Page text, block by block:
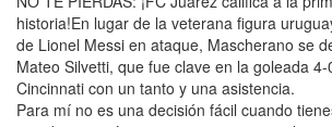
historia!En lugar de la veterana figura
de Lionel Messi en ataque, Mascherano se
Mateo Silvetti, que fue clave en la goleada
Cincinnati con un tanto y una asistencia.
Para mí no es una decisión fácil cuando